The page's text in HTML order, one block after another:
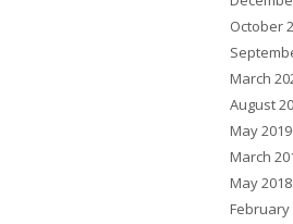
October
March
August
May 2019
March
May 2018
February